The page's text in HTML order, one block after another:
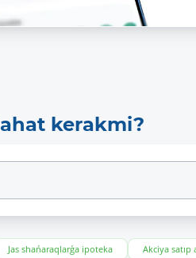
kerakmi?
Jas shańaraqlarǵa ipoteka
Akciya satıp